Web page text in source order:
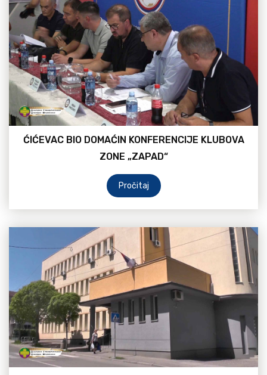
ĆIĆEVAC BIO DOMAĆIN KONFERENCIJE KLUBOVA
ZONE „ZAPAD“
Pročitaj